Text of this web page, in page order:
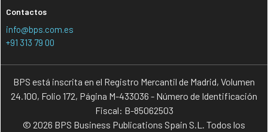
Contactos
info@bps.com.es
+91 313 79 00
BPS está inscrita en el Registro Mercantil de Madrid, Volumen
24.100, Folio 172, Página M-433036 - Número de Identificación
Fiscal: B-85062503
© 2026 BPS Business Publications Spain S.L. Todos los